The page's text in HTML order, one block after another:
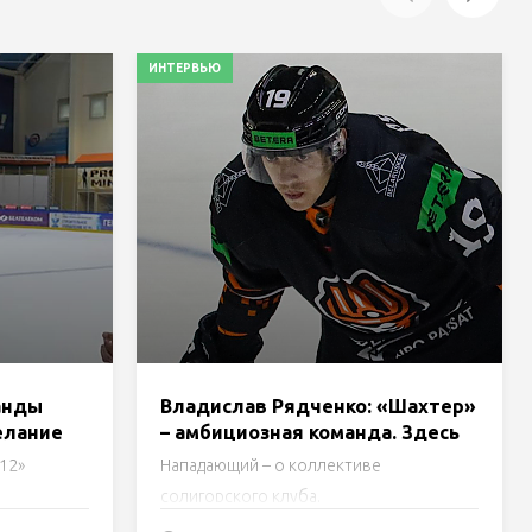
ИНТЕРВЬЮ
Владислав Рядченко: «Шахтер»
– амбициозная команда. Здесь
нет хладнокровных ребят
Нападающий – о коллективе
солигорского клуба.